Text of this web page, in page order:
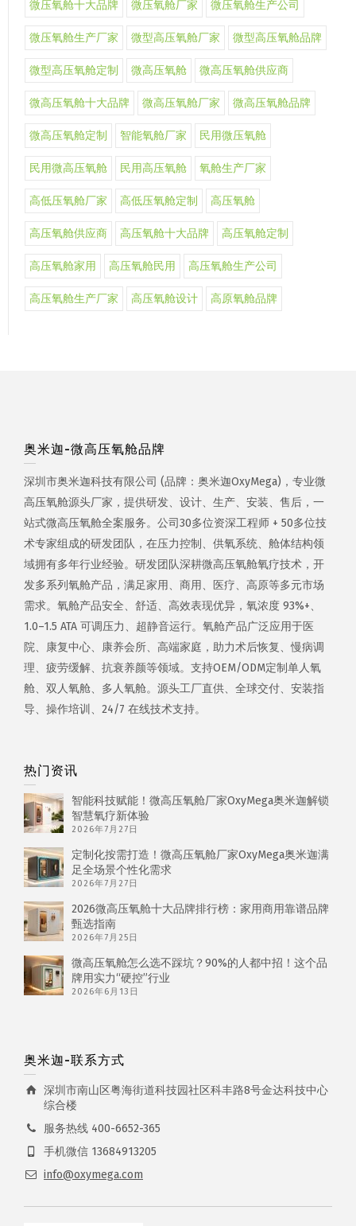
微压氧舱十大品牌 微压氧舱厂家 微压氧舱生产公司
微压氧舱生产厂家 微型高压氧舱厂家 微型高压氧舱品牌
微型高压氧舱定制 微高压氧舱 微高压氧舱供应商
微高压氧舱十大品牌 微高压氧舱厂家 微高压氧舱品牌
微高压氧舱定制 智能氧舱厂家 民用微压氧舱
民用微高压氧舱 民用高压氧舱 氧舱生产厂家
高低压氧舱厂家 高低压氧舱定制 高压氧舱
高压氧舱供应商 高压氧舱十大品牌 高压氧舱定制
高压氧舱家用 高压氧舱民用 高压氧舱生产公司
高压氧舱生产厂家 高压氧舱设计 高原氧舱品牌
奥米迦-微高压氧舱品牌
深圳市奥米迦科技有限公司 (品牌：奥米迦OxyMega)，专业微
高压氧舱源头厂家，提供研发、设计、生产、安装、售后，一
站式微高压氧舱全案服务。公司30多位资深工程师 + 50多位技
术专家组成的研发团队，在压力控制、供氧系统、舱体结构领
域拥有多年行业经验。研发团队深耕微高压氧舱氧疗技术，开
发多系列氧舱产品，满足家用、商用、医疗、高原等多元市场
需求。氧舱产品安全、舒适、高效表现优异，氧浓度 93%+、
1.0–1.5 ATA 可调压力、超静音运行。氧舱产品广泛应用于医
院、康复中心、康养会所、高端家庭，助力术后恢复、慢病调
理、疲劳缓解、抗衰养颜等领域。支持OEM/ODM定制单人氧
舱、双人氧舱、多人氧舱。源头工厂直供、全球交付、安装指
导、操作培训、24/7 在线技术支持。
热门资讯
智能科技赋能！微高压氧舱厂家OxyMega奥米迦解锁
智慧氧疗新体验
2026年7月27日
定制化按需打造！微高压氧舱厂家OxyMega奥米迦满
足全场景个性化需求
2026年7月27日
2026微高压氧舱十大品牌排行榜：家用商用靠谱品牌
甄选指南
2026年7月25日
微高压氧舱怎么选不踩坑？90%的人都中招！这个品
牌用实力“硬控”行业
2026年6月13日
奥米迦-联系方式
深圳市南山区粤海街道科技园社区科丰路8号金达科技中心
综合楼
服务热线 400-6652-365
手机微信 13684913205
info@oxymega.com